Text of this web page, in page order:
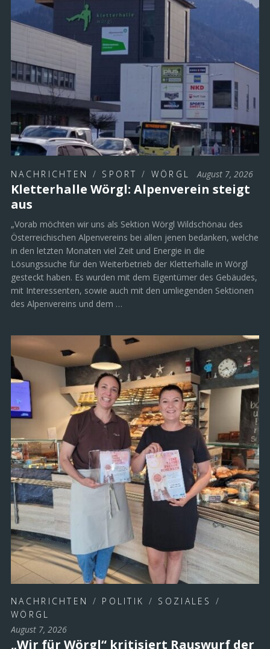
NACHRICHTEN / SPORT / WÖRGL August 7, 2026
Kletterhalle Wörgl: Alpenverein steigt
aus
„Vorab möchten wir uns als Sektion Wörgl Wildschönau des
Österreichischen Alpenvereins bei allen jenen bedanken, welche
in den letzten Monaten viel Zeit und Energie in die
Lösungssuche für den Weiterbetrieb der Kletterhalle in Wörgl
gesteckt haben. Es wurden mit dem Eigentümer des Gebäudes,
mit Interessenten, sowie auch mit den umliegenden Sektionen
des Alpenvereins und dem …
NACHRICHTEN / POLITIK / SOZIALES
/
WÖRGL
August 7, 2026
„Wir für Wörgl“ kritisiert Rauswurf der